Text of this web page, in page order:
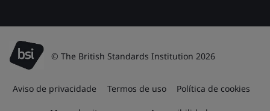
© The British Standards Institution 2026
Aviso de privacidade Termos de uso Política de cookies